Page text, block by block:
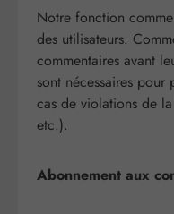
Notre fonction
des utilisateurs.
commentaires avant
sont nécessaires pour
cas de violations de
etc.).
Abonnement aux